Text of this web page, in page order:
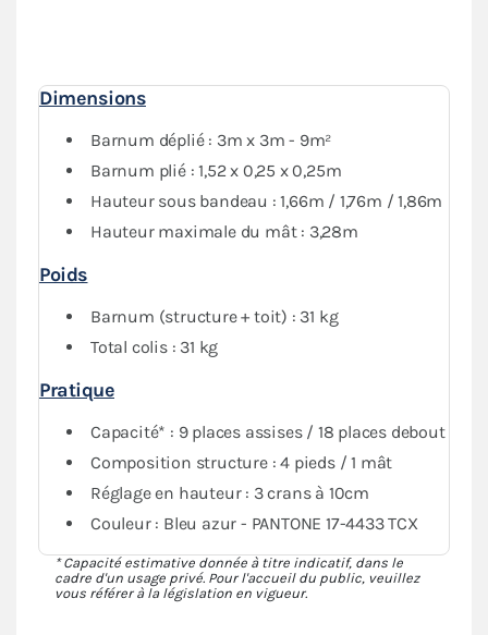
Dimensions
Barnum déplié : 3m x 3m - 9m²
Barnum plié : 1,52 x 0,25 x 0,25m
Hauteur sous bandeau : 1,66m / 1,76m / 1,86m
Hauteur maximale du mât : 3,28m
Poids
Barnum (structure + toit) : 31 kg
Total colis : 31 kg
Pratique
Capacité* : 9 places assises / 18 places debout
Composition structure : 4 pieds / 1 mât
Réglage en hauteur : 3 crans à 10cm
Couleur : Bleu azur - PANTONE 17-4433 TCX
* Capacité estimative donnée à titre indicatif, dans le
cadre d'un usage privé. Pour l'accueil du public, veuillez
vous référer à la législation en vigueur.